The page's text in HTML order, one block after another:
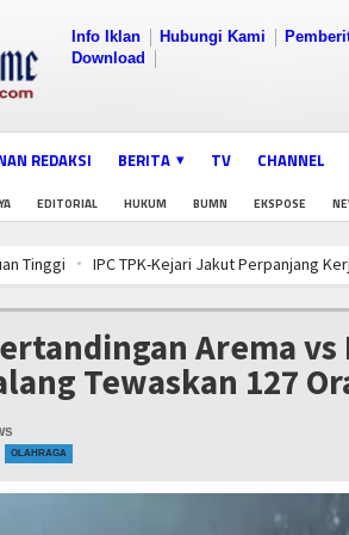
Info Iklan Hubungi Kami
Download
REDAKSI BERITA TV CHANNEL
EDITORIAL HUKUM BUMN EKSPOSE
Jakut Perpanjang Kerja Sama Hukum
0% ke Jepang, KKP Jaga Rantai
Jakut Perpanjang Kerja Sama Hukum
0% ke Jepang, KKP Jaga Rantai Produksi
Arema vs
Tewaskan 127
OLAHRAGA